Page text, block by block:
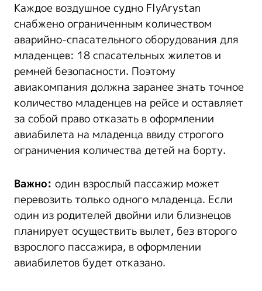
Каждое воздушное судно FlyArystan
снабжено ограниченным количеством
аварийно-спасательного оборудования для
младенцев: 18 спасательных жилетов и
ремней безопасности. Поэтому
авиакомпания должна заранее знать точное
количество младенцев на рейсе и оставляет
за собой право отказать в оформлении
авиабилета на младенца ввиду строгого
ограничения количества детей на борту.
Важно: один взрослый пассажир может
перевозить только одного младенца. Если
один из родителей двойни или близнецов
планирует осуществить вылет, без второго
взрослого пассажира, в оформлении
авиабилетов будет отказано.